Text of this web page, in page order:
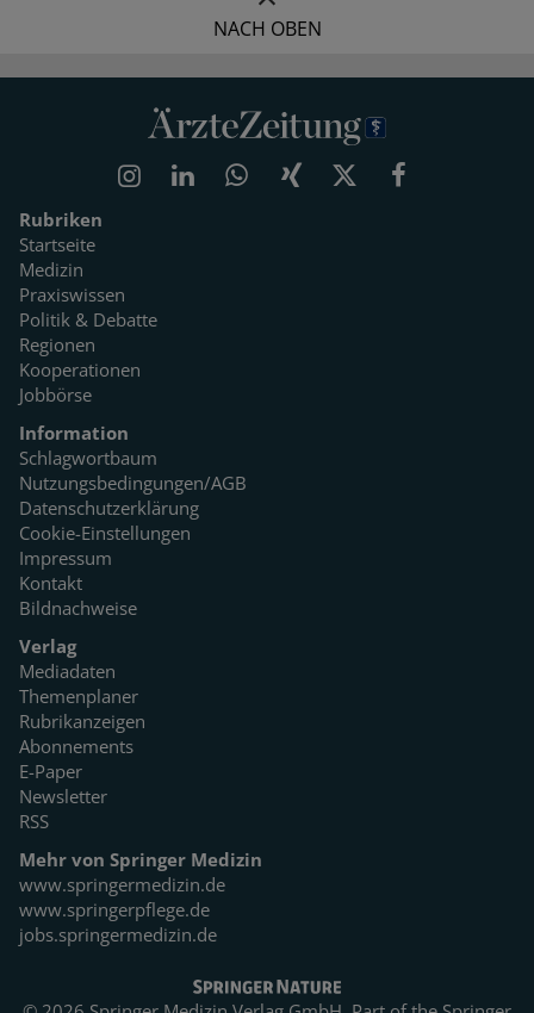
NACH OBEN
Rubriken
Startseite
Medizin
Praxiswissen
Politik & Debatte
Regionen
Kooperationen
Jobbörse
Information
Schlagwortbaum
Nutzungsbedingungen/AGB
Datenschutzerklärung
Cookie-Einstellungen
Impressum
Kontakt
Bildnachweise
Verlag
Mediadaten
Themenplaner
Rubrikanzeigen
Abonnements
E-Paper
Newsletter
RSS
Mehr von Springer Medizin
www.springermedizin.de
www.springerpflege.de
jobs.springermedizin.de